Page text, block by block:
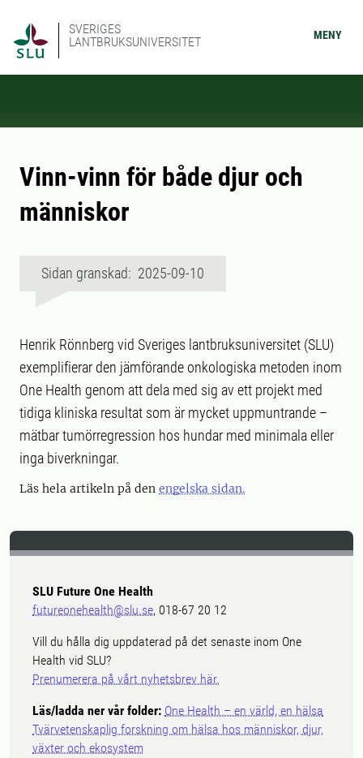
SVERIGES
LANTBRUKSUNIVERSITET
MENY
Vinn-vinn för både djur och
människor
Sidan granskad: 2025-09-10
Henrik Rönnberg vid Sveriges lantbruksuniversitet (SLU)
exemplifierar den jämförande onkologiska metoden inom
One Health genom att dela med sig av ett projekt med
tidiga kliniska resultat som är mycket uppmuntrande –
mätbar tumörregression hos hundar med minimala eller
inga biverkningar.
Läs hela artikeln på den engelska sidan.
SLU Future One Health
futureonehealth@slu.se, 018-67 20 12
Vill du hålla dig uppdaterad på det senaste inom One
Health vid SLU?
Prenumerera på vårt nyhetsbrev här.
Läs/ladda ner vår folder: One Health – en värld, en hälsa
Tvärvetenskaplig forskning om hälsa hos människor, djur,
växter och ekosystem